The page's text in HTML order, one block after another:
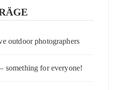
outdoor photographers
something for everyone!